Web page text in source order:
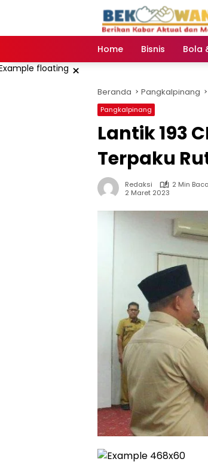
Home
Bisnis Bola
×
Beranda Pangkalpinang
Pangkalpinang
Lantik 193
Terpaku
Redaksi
2 Min Baca
2 Maret 2023